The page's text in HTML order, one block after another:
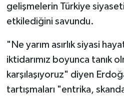
gelişmelerin Türkiye
etkilediğini savundu.
"Ne yarım asırlık siyasi
iktidarımız boyunca tanık
karşılaşıyoruz" diyen
tartışmaları "entrika,